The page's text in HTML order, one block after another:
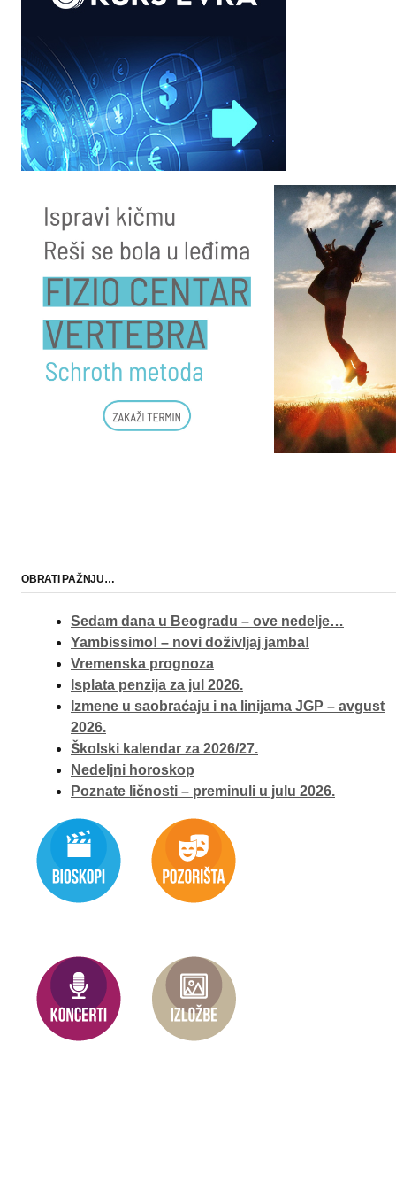
OBRATI PAŽNJU…
Sedam dana u Beogradu – ove nedelje…
Yambissimo! – novi doživljaj jamba!
Vremenska prognoza
Isplata penzija za jul 2026.
Izmene u saobraćaju i na linijama JGP – avgust
2026.
Školski kalendar za 2026/27.
Nedeljni horoskop
Poznate ličnosti – preminuli u julu 2026.